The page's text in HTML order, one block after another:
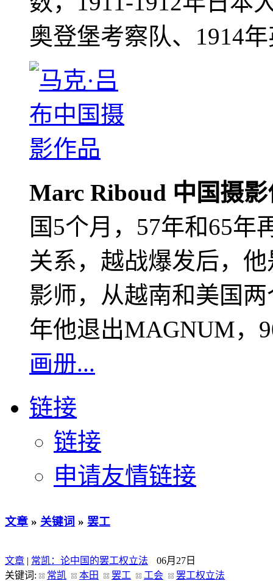
奥登堡考察队、1914
Marc Riboud 中国摄
国5个月，57年和65年
关系，越战爆发后，
影师，从越南和美国
年他退出MAGNUM，
画册...
链接
链接
申请友情链接
文章 » 关键词 » 罢工
文章 | 常凯：论中国的罢工权立法
06月27日
关键词:
常凯 本田 罢工 工会
罢工权立法